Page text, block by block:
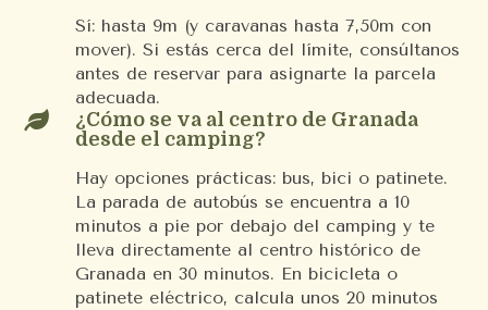
Sí: hasta 9m (y caravanas hasta 7,50m con
mover). Si estás cerca del límite, consúltanos
antes de reservar para asignarte la parcela
adecuada.

¿Cómo se va al centro de Granada
desde el camping?
Hay opciones prácticas: bus, bici o patinete.
La parada de autobús se encuentra a 10
minutos a pie por debajo del camping y te
lleva directamente al centro histórico de
Granada en 30 minutos. En bicicleta o
patinete eléctrico, calcula unos 20 minutos